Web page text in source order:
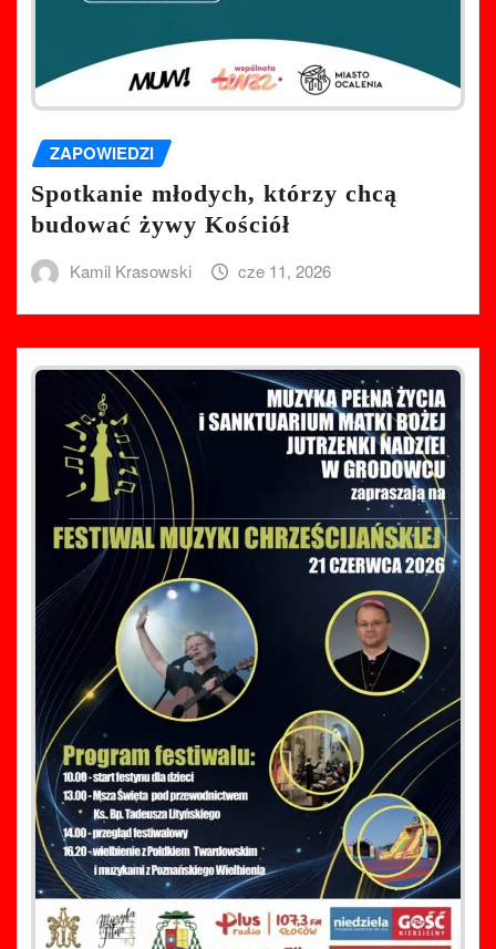
ZAPOWIEDZI
Spotkanie młodych, którzy chcą
budować żywy Kościół
Kamil Krasowski cze 11, 2026